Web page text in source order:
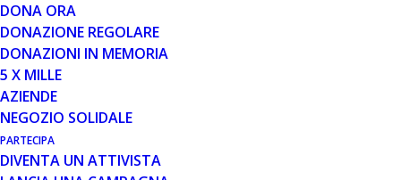
DONA ORA
DONAZIONE REGOLARE
DONAZIONI IN MEMORIA
5 X MILLE
AZIENDE
NEGOZIO SOLIDALE
PARTECIPA
DIVENTA UN ATTIVISTA
PERGAMENA SOLIDALE
3€